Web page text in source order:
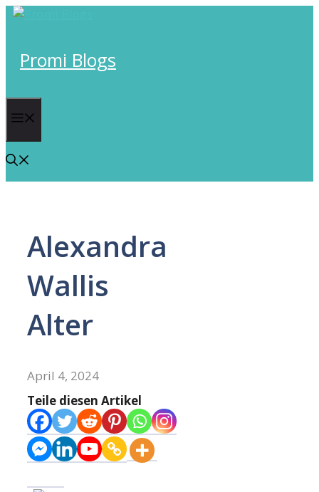
Skip
Promi Blogs
Alexandra
Wallis
Alter
April 4, 2024
Teile diesen Artikel